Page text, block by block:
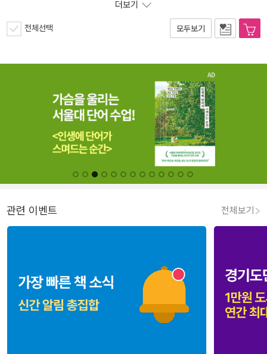
더보기
전체선택 모두보기
관련 이벤트 전체보기